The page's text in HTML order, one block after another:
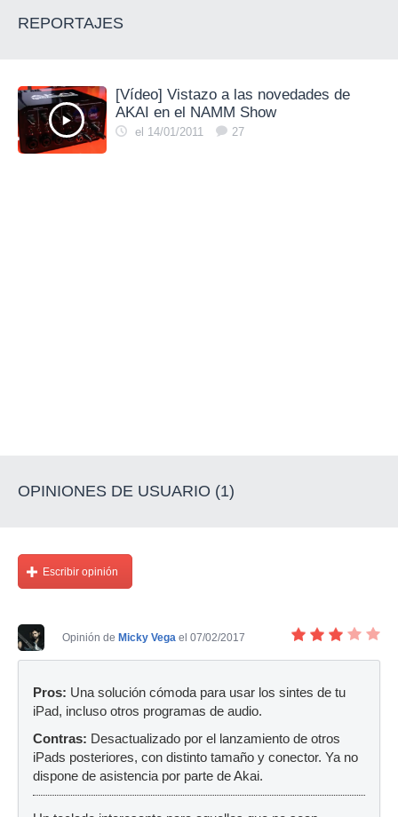
REPORTAJES
[Vídeo] Vistazo a las novedades de
AKAI en el NAMM Show
el 14/01/2011 27
OPINIONES DE USUARIO (1)
Escribir opinión
Opinión de Micky Vega el 07/02/2017
Pros: Una solución cómoda para usar los sintes de tu
iPad, incluso otros programas de audio.
Contras: Desactualizado por el lanzamiento de otros
iPads posteriores, con distinto tamaño y conector. Ya no
dispone de asistencia por parte de Akai.